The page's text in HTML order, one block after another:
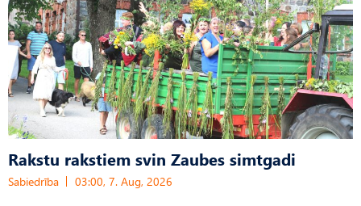
Rakstu rakstiem svin Zaubes simtgadi
Sabiedrība 03:00, 7. Aug, 2026